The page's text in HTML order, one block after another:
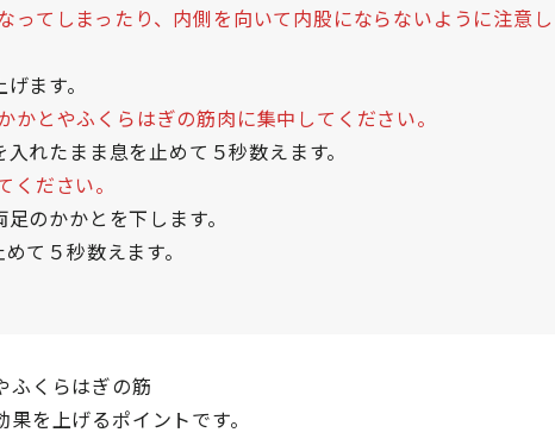
ってしまったり、内側を向いて内股にならないように注意
ます。
とやふくらはぎの筋肉に集中してください。
れたまま息を止めて５秒数えます。
ださい。
のかかとを下します。
て５秒数えます。
ふくらはぎの筋
を上げるポイントです。